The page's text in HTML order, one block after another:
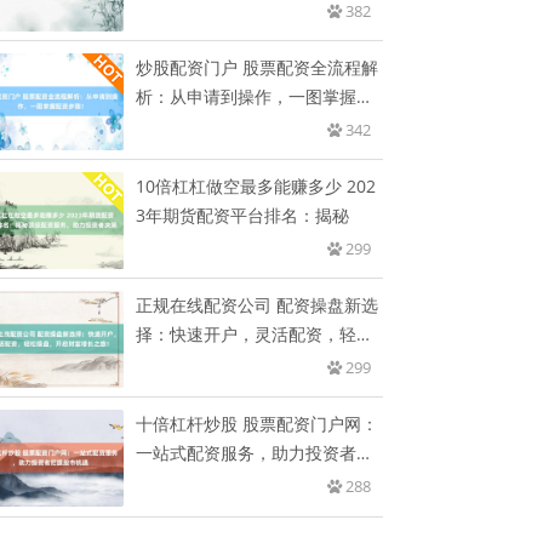
382
炒股配资门户 股票配资全流程解
析：从申请到操作，一图掌握配
342
10倍杠杠做空最多能赚多少 202
3年期货配资平台排名：揭秘
299
正规在线配资公司 配资操盘新选
择：快速开户，灵活配资，轻松
299
十倍杠杆炒股 股票配资门户网：
一站式配资服务，助力投资者把
288